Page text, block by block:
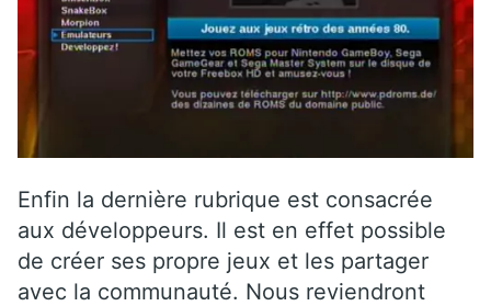
Enfin la dernière rubrique est consacrée
aux développeurs. Il est en effet possible
de créer ses propre jeux et les partager
avec la communauté. Nous reviendront